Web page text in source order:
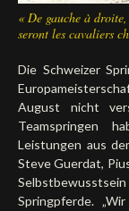
« De gauche à
seront les cavaliers
Die Schweizer
August nicht
Teamspringen
Leistungen aus
Steve Guerdat,
Springpferde.